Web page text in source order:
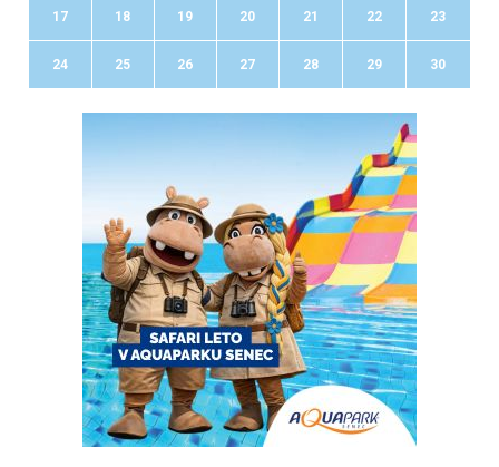
17 18 19 20 21 22 23
24 25 26 27 28 29 30